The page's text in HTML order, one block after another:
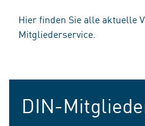
Hier finden Sie alle aktuelle
Mitgliederservice.
DIN-